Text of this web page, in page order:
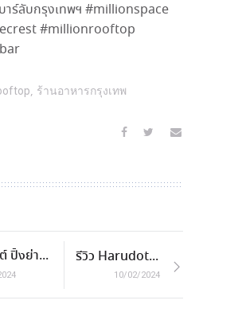
าร์ลับกรุงเทพฯ #millionspace
#millionrooftop
, ร้านอาหารกรุงเทพ
บุฟเฟต์ ปิ้งย่าง พรีเมียม สาทร ที่ Rena Yakiniku รีวิว Harudot Chonburi by Nana Coffee Roasters คาเฟ่ ชลบุรี
10/02/2024